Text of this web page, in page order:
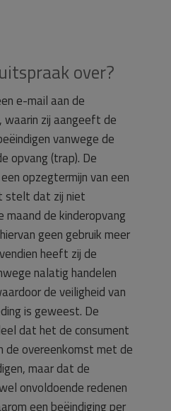
over?
e-mail aan de
waarin zij aangeeft de
vanwege de
opvang (trap). De
opzegtermijn van een
stelt dat zij niet
maand de kinderopvang
geen gebruik meer
heeft zij de
nalatig handelen
de veiligheid van
is geweest. De
dat het de consument
de overeenkomst met de
maar dat de
onvoldoende redenen
een beëindiging per